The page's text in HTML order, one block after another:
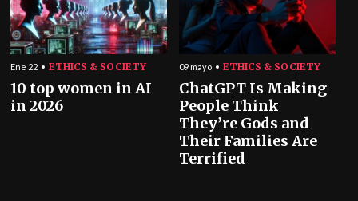
Ene 22 ETHICS & SOCIETY
10 top women in AI
in 2026
09 mayo ETHICS & SOCIETY
ChatGPT Is Making
People Think
They’re Gods and
Their Families Are
Terrified